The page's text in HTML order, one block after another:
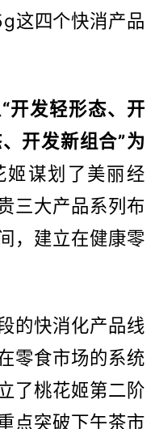
这四个快消产品
开发轻形态、开
开发新组合”为
姬谋划了美丽经
三大产品系列布
，建立在健康零
的快消化产品线
零食市场的系统
了桃花姬第二阶
点突破下午茶市